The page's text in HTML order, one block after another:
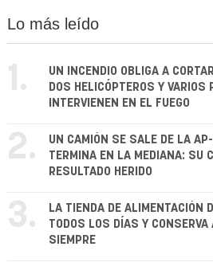
Lo más leído
1.
UN INCENDIO OBLIGA A
DOS HELICÓPTEROS Y VARIOS
INTERVIENEN EN EL FUEGO
2.
UN CAMIÓN SE SALE DE LA
TERMINA EN LA MEDIANA: SU
RESULTADO HERIDO
3.
LA TIENDA DE ALIMENTACIÓN
TODOS LOS DÍAS Y
SIEMPRE